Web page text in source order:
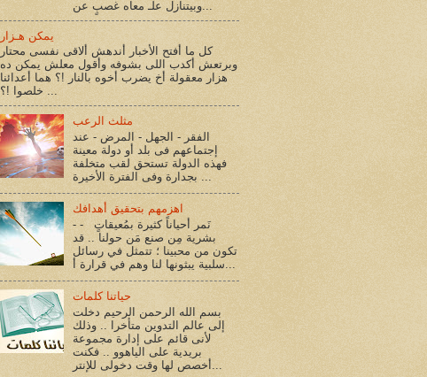
يمكن هـزار
كل ما أفتح الأخبار أندهش ألاقى نفسى محتار
وبرتعش أكدب اللى بشوفه وأقول معلش يمكن ده
هزار معقولة أخ يضرب أخوه بالنار !؟ هما أعدائنا
خلصوا !؟ ...
مثلث الرعب
الفقر - الجهل - المرض - عند
إجتماعهم فى بلد أو دولة معينة
فهذه الدولة تستحق لقب متخلفة
اهزمهم بتحقيق أهدافك
- - نَمر أحياناً كثيرة بمُعيقاتٍ
بشرية مِن صنع مَن حولنا .. قد
تكون من محبينا ؛ تتمثل في رسائل
حياتنا كلمات
بسم الله الرحمن الرحيم دخلت
إلى عالم التدوين متأخرا .. وذلك
لأنى قائم على إدارة مجموعة
بريدية على الياهوو .. فكنت